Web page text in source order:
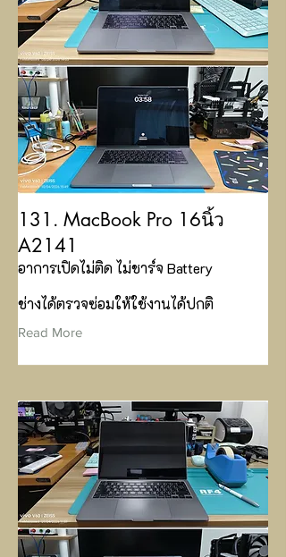
131. MacBook Pro 16นิ้ว
A2141
อาการเปิดไม่ติด ไม่ชาร์จ Battery
ช่างได้ตรวจซ่อมให้ใช้งานได้ปกติ
Read More